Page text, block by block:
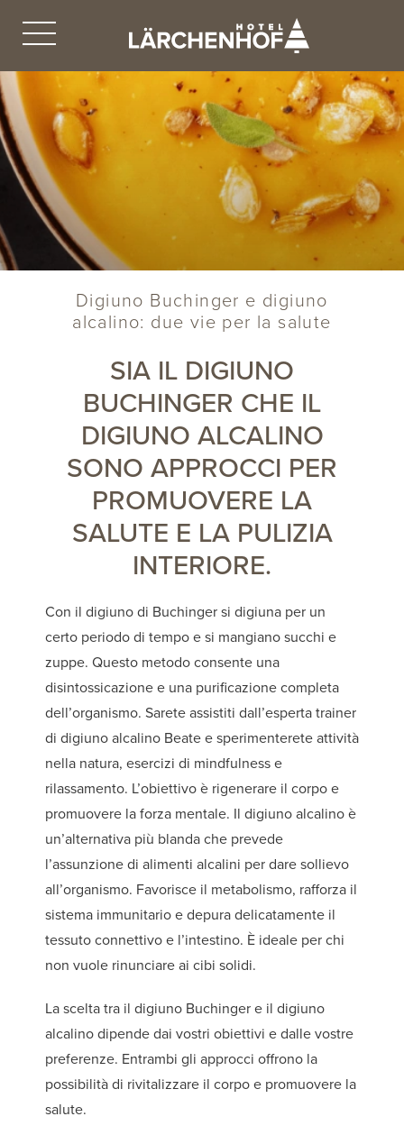
Digiuno Buchinger e digiuno
alcalino: due vie per la salute
SIA IL DIGIUNO
BUCHINGER CHE IL
DIGIUNO ALCALINO
SONO APPROCCI PER
PROMUOVERE LA
SALUTE E LA PULIZIA
INTERIORE.
Con il digiuno di Buchinger si digiuna per un
certo periodo di tempo e si mangiano succhi e
zuppe. Questo metodo consente una
disintossicazione e una purificazione completa
dell’organismo. Sarete assistiti dall’esperta trainer
di digiuno alcalino Beate e sperimenterete attività
nella natura, esercizi di mindfulness e
rilassamento. L’obiettivo è rigenerare il corpo e
promuovere la forza mentale. Il digiuno alcalino è
un’alternativa più blanda che prevede
l’assunzione di alimenti alcalini per dare sollievo
all’organismo. Favorisce il metabolismo, rafforza il
sistema immunitario e depura delicatamente il
tessuto connettivo e l’intestino. È ideale per chi
non vuole rinunciare ai cibi solidi.
La scelta tra il digiuno Buchinger e il digiuno
alcalino dipende dai vostri obiettivi e dalle vostre
preferenze. Entrambi gli approcci offrono la
possibilità di rivitalizzare il corpo e promuovere la
salute.